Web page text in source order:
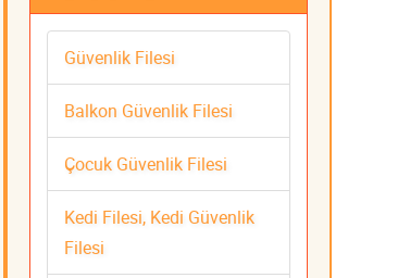
Güvenlik Filesi
Balkon Güvenlik Filesi
Çocuk Güvenlik Filesi
Kedi Filesi, Kedi Güvenlik
Filesi